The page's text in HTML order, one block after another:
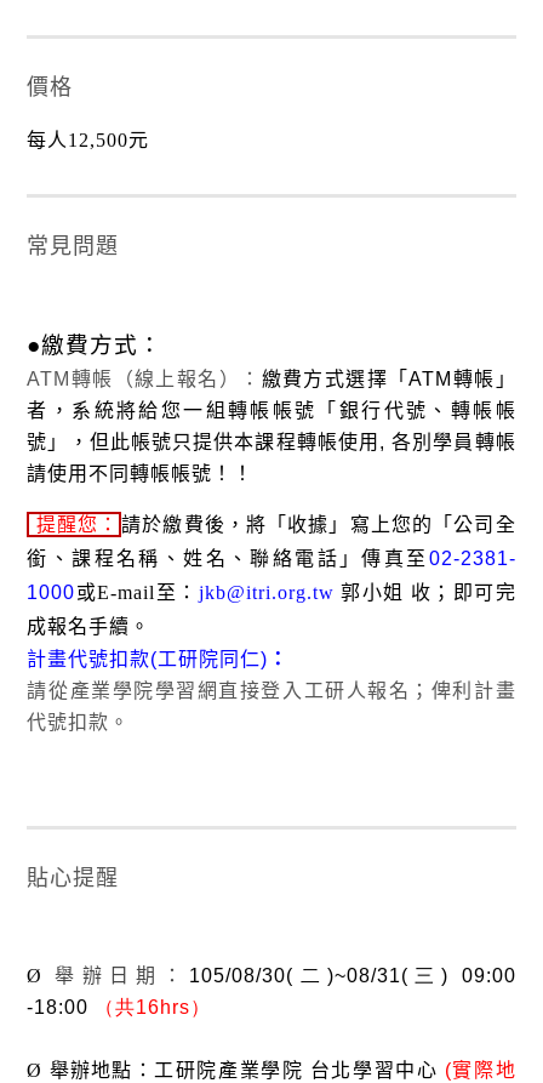
價格
每人 12,500元
常見問題
●繳費方式：
ATM 轉帳（線上報名）： 繳費方式選擇「ATM 轉帳」
者，系統將給您一組轉帳帳號「銀行代號、轉帳帳
號」，但此帳號只提供本課程轉帳使用 ,各別學員轉帳
請使用不同轉帳帳號！！
提醒您： 請於繳費後，將 「收據」寫上您的
「公司全
銜、課程名稱、姓名、聯絡電話」傳真至 02-2381-
1000或E-mail 至： jkb@itri.org.tw 郭小姐 收；即可完
成報名手續。
計畫代號扣款(工研院同仁) ：
請從產業學院學習網直接登入工研人報名；俾利計畫
代號扣款。
貼心提醒
Ø 舉辦日期： 105/08/30( 二 )~08/31( 三) 09:00
-18:00
（共16hrs）
Ø 舉辦地點 ： 工研院產業學院 台北學習中心 (實際地